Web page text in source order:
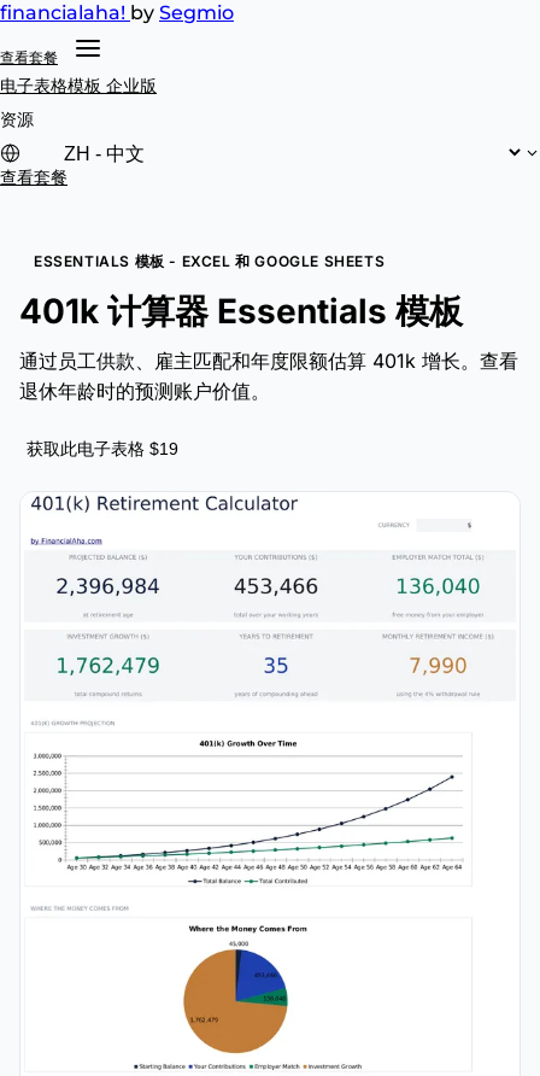
financialaha! by Segmio
查看套餐
电子表格模板 企业版
资源
查看套餐
ESSENTIALS 模板 - EXCEL 和 GOOGLE SHEETS
401k 计算器 Essentials 模板
通过员工供款、雇主匹配和年度限额估算 401k 增长。查看
退休年龄时的预测账户价值。
获取此电子表格 $19